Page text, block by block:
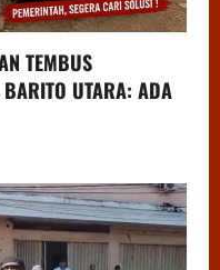
TEMBUS
UTARA: ADA